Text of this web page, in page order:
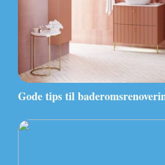
Gode tips til